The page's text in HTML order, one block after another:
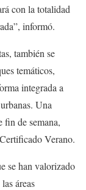
con la totalidad
informó.
también se
temáticos,
integrada a
Una
fin de semana,
Verano.
se han valorizado
áreas